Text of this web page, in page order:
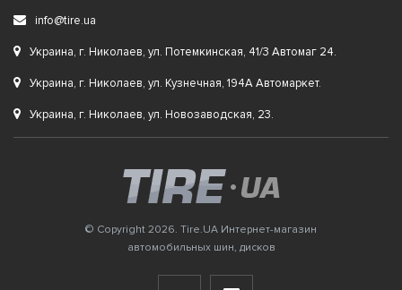
info@tire.ua
Украина, г. Николаев, ул. Потемкинская, 41/3 Автомаг 24.
Украина, г. Николаев, ул. Кузнечная, 194А Автомаркет.
Украина, г. Николаев, ул. Новозаводская, 23.
© Copyright 2026. Tire.UA Интернет-магазин
автомобильных шин, дисков